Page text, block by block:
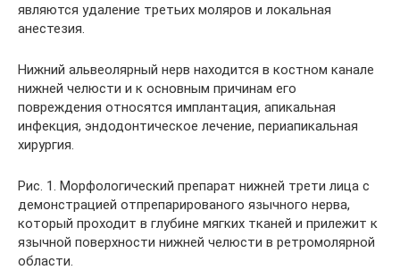
являются удаление третьих моляров и локальная
анестезия.
Нижний альвеолярный нерв находится в костном канале
нижней челюсти и к основным причинам его
повреждения относятся имплантация, апикальная
инфекция, эндодонтическое лечение, периапикальная
хирургия.
Рис. 1. Морфологический препарат нижней трети лица с
демонстрацией отпрепарированого язычного нерва,
который проходит в глубине мягких тканей и прилежит к
язычной поверхности нижней челюсти в ретромолярной
области.